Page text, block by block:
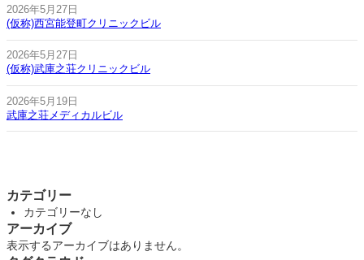
2026年5月27日
(仮称)西宮能登町クリニックビル
2026年5月27日
(仮称)武庫之荘クリニックビル
2026年5月19日
武庫之荘メディカルビル
カテゴリー
カテゴリーなし
アーカイブ
表示するアーカイブはありません。